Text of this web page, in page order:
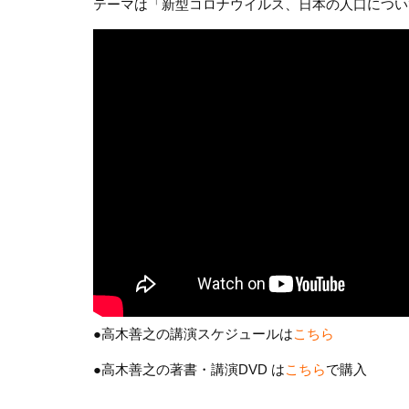
テーマは「新型コロナウイルス、日本の人口につい
●高木善之の講演スケジュールはこちら
●高木善之の著書・講演DVD はこちらで購入